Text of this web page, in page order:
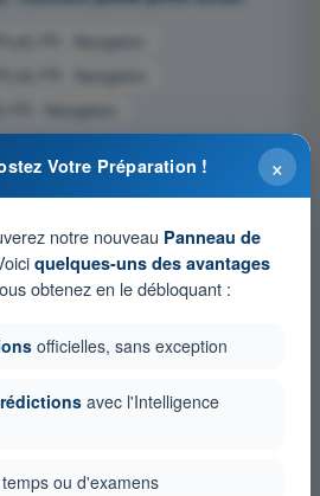
FR - Navigation
FR - Navigation
FR - Navigation
×
Votre Préparation !
notre nouveau Panneau de
quelques-uns des avantages
obtenez en le débloquant :
officielles, sans exception
avec l'Intelligence
ou d'examens